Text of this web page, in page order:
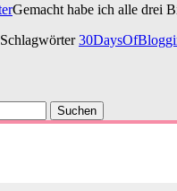
Gemacht habe ich alle drei
Schlagwörter